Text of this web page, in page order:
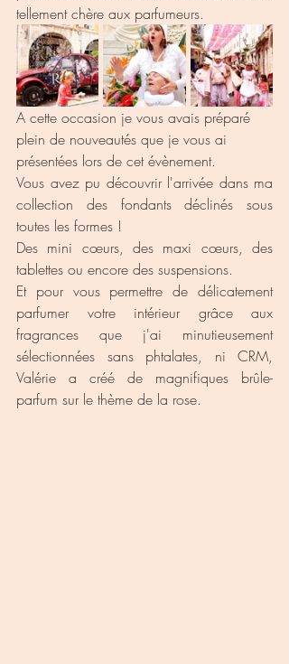
tellement chère aux parfumeurs.
A cette occasion je vous avais préparé
plein de nouveautés que je vous ai
présentées lors de cet évènement.
Vous avez pu découvrir l'arrivée dans ma
collection des fondants déclinés sous
toutes les formes !
Des mini cœurs, des maxi cœurs, des
tablettes ou encore des suspensions.
Et pour vous permettre de délicatement
parfumer votre intérieur grâce aux
fragrances que j'ai minutieusement
sélectionnées sans phtalates, ni CRM,
Valérie a créé de magnifiques brûle-
parfum sur le thème de la rose.